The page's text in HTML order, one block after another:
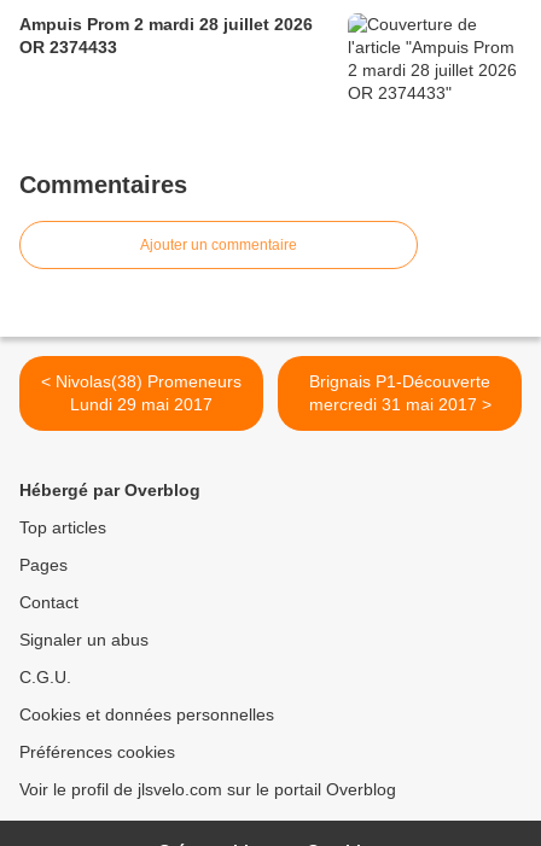
Ampuis Prom 2 mardi 28 juillet 2026
OR 2374433
Commentaires
Ajouter un commentaire
< Nivolas(38) Promeneurs
Lundi 29 mai 2017
Brignais P1-Découverte
mercredi 31 mai 2017 >
Hébergé par Overblog
Top articles
Pages
Contact
Signaler un abus
C.G.U.
Cookies et données personnelles
Préférences cookies
Voir le profil de jlsvelo.com sur le portail Overblog